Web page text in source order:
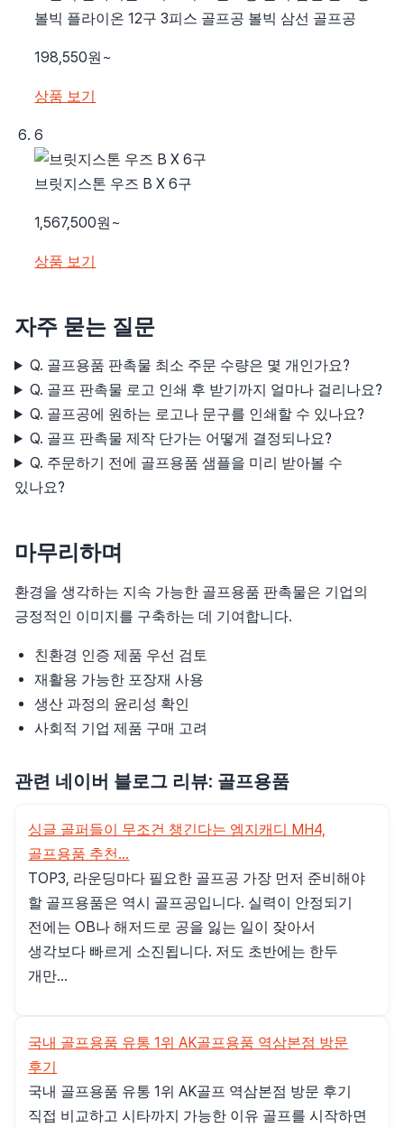
볼빅 플라이온 12구 3피스 골프공 볼빅 삼선 골프공
198,550원~
상품 보기
6
브릿지스톤 우즈 B X 6구
1,567,500원~
상품 보기
자주 묻는 질문
Q. 골프용품 판촉물 최소 주문 수량은 몇 개인가요?
Q. 골프 판촉물 로고 인쇄 후 받기까지 얼마나 걸리나요?
Q. 골프공에 원하는 로고나 문구를 인쇄할 수 있나요?
Q. 골프 판촉물 제작 단가는 어떻게 결정되나요?
Q. 주문하기 전에 골프용품 샘플을 미리 받아볼 수
있나요?
마무리하며
환경을 생각하는 지속 가능한 골프용품 판촉물은 기업의
긍정적인 이미지를 구축하는 데 기여합니다.
친환경 인증 제품 우선 검토
재활용 가능한 포장재 사용
생산 과정의 윤리성 확인
사회적 기업 제품 구매 고려
관련 네이버 블로그 리뷰: 골프용품
싱글 골퍼들이 무조건 챙긴다는 엠지캐디 MH4,
골프용품 추천...
TOP3, 라운딩마다 필요한 골프공 가장 먼저 준비해야
할 골프용품은 역시 골프공입니다. 실력이 안정되기
전에는 OB나 해저드로 공을 잃는 일이 잦아서
생각보다 빠르게 소진됩니다. 저도 초반에는 한두
개만...
국내 골프용품 유통 1위 AK골프용품 역삼본점 방문
후기
국내 골프용품 유통 1위 AK골프 역삼본점 방문 후기
직접 비교하고 시타까지 가능한 이유 골프를 시작하면